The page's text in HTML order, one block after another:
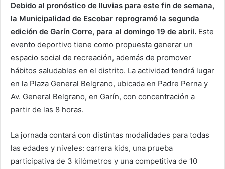
Debido al pronóstico de lluvias para este fin de semana,
la Municipalidad de Escobar reprogramó la segunda
edición de Garín Corre, para al domingo 19 de abril. Este
evento deportivo tiene como propuesta generar un
espacio social de recreación, además de promover
hábitos saludables en el distrito. La actividad tendrá lugar
en la Plaza General Belgrano, ubicada en Padre Perna y
Av. General Belgrano, en Garín, con concentración a
partir de las 8 horas.
La jornada contará con distintas modalidades para todas
las edades y niveles: carrera kids, una prueba
participativa de 3 kilómetros y una competitiva de 10